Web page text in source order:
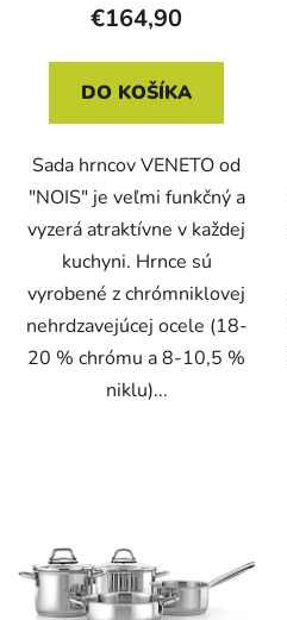
€164,90
DO KOŠÍKA
Sada hrncov VENETO od
"NOIS" je veľmi funkčný a
vyzerá atraktívne v každej
kuchyni. Hrnce sú
vyrobené z chrómniklovej
nehrdzavejúcej ocele (18-
20 % chrómu a 8-10,5 %
niklu)...